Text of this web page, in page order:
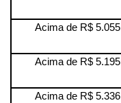
Acima de R$
Acima de R$
Acima de R$